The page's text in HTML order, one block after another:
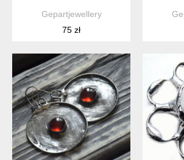
Gepartjewellery
75 zł